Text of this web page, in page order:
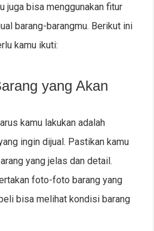
juga bisa menggunakan fitur
barang-barangmu. Berikut ini
kamu ikuti:
yang Akan
kamu lakukan adalah
ingin dijual. Pastikan kamu
yang jelas dan detail.
foto-foto barang yang
bisa melihat kondisi barang